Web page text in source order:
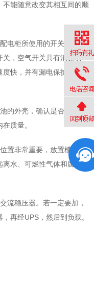
能随意改变其相互间的顺
电柜所使用的开关不宜选
关，空气开关具有消弧功
度快，并有漏电保护和过热
的外壳，确认是否有物理
质量。
置非常重要，放置模块化
离水、可燃性气体和腐蚀
流稳压器。若一定要加，
再经UPS，然后到负载。